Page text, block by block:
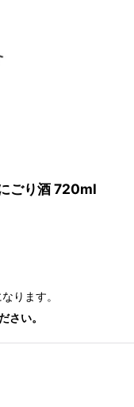
り酒 720ml
ります。
さい。